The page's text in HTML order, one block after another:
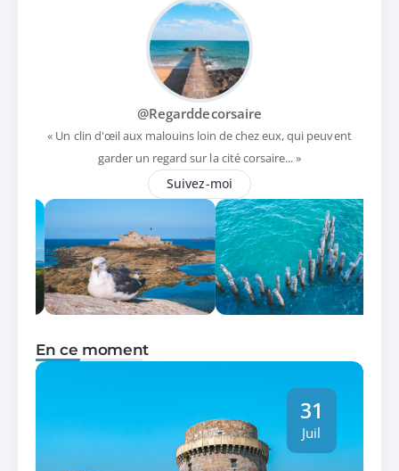
@Regarddecorsaire
« Un clin d'œil aux malouins loin de chez eux, qui peuvent
garder un regard sur la cité corsaire... »
Suivez-moi
En ce moment
31
Juil